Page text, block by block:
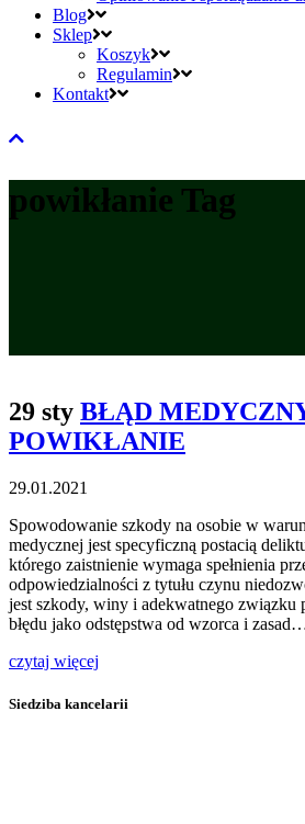
Blog
Sklep
Koszyk
Regulamin
Kontakt
powikłanie Tag
29 sty BŁĄD
POWIKŁANIE
29.01.2021
Spowodowanie szkody na osobie w
medycznej jest specyficzną postacią
którego zaistnienie wymaga spełnienia
odpowiedzialności z tytułu czynu
jest szkody, winy i adekwatnego związku
błędu jako odstępstwa od wzorca i
czytaj więcej
Siedziba kancelarii